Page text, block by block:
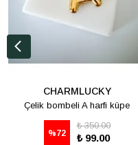
CHARMLUCKY
Çelik bombeli A harfi küpe
%72
₺ 350.00
₺ 99.00